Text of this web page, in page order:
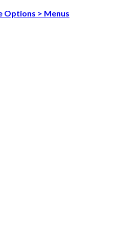
Options > Menus